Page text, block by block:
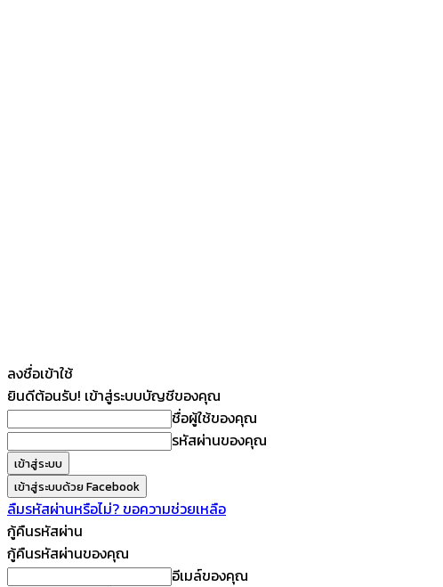
ลงชื่อเข้าใช้
ยินดีต้อนรับ! เข้าสู่ระบบบัญชีของคุณ
ชื่อผู้ใช้ของคุณ
รหัสผ่านของคุณ
เข้าสู่ระบบด้วย Facebook
ลืมรหัสผ่านหรือไม่? ขอความช่วยเหลือ
กู้คืนรหัสผ่าน
กู้คืนรหัสผ่านของคุณ
อีเมล์ของคุณ